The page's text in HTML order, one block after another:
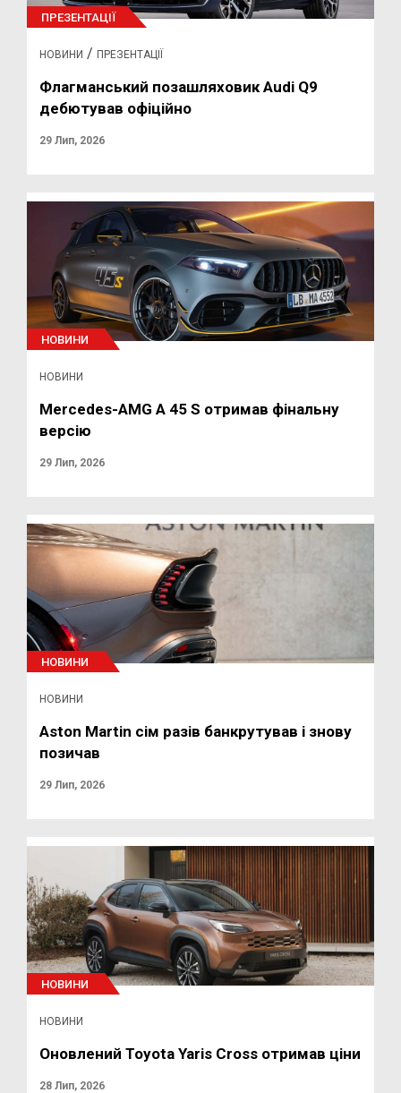
ПРЕЗЕНТАЦІЇ
НОВИНИ / ПРЕЗЕНТАЦІЇ
Флагманський позашляховик Audi Q9
дебютував офіційно
29 Лип, 2026
НОВИНИ
НОВИНИ
Mercedes-AMG A 45 S отримав фінальну
версію
29 Лип, 2026
НОВИНИ
НОВИНИ
Aston Martin сім разів банкрутував і знову
позичав
29 Лип, 2026
НОВИНИ
НОВИНИ
Оновлений Toyota Yaris Cross отримав ціни
28 Лип, 2026